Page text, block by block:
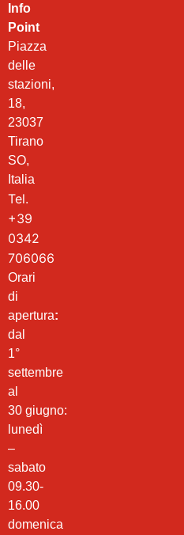
Info
Point
Piazza
delle
stazioni,
18,
23037
Tirano
SO,
Italia
Tel.
+39
0342
706066
Orari
di
apertura:
dal
1°
settembre
al
30 giugno:
lunedì
–
sabato
09.30-
16.00
domenica